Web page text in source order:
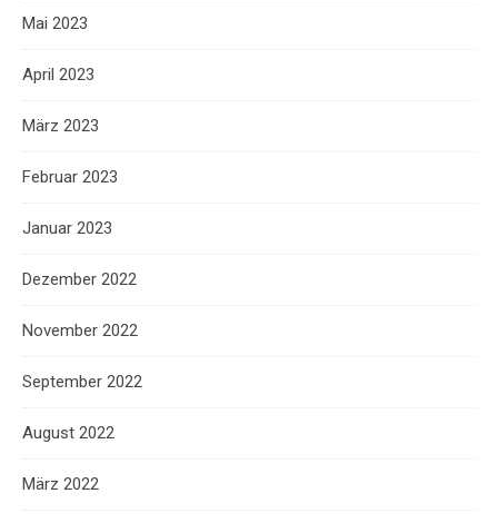
Mai 2023
April 2023
März 2023
Februar 2023
Januar 2023
Dezember 2022
November 2022
September 2022
August 2022
März 2022